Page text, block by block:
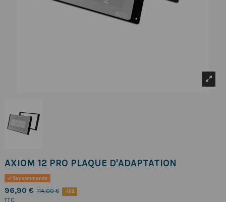
AXIOM 12 PRO PLAQUE D'ADAPTATION
Sur commande
96,90 € 114,00 € -15%
TTC